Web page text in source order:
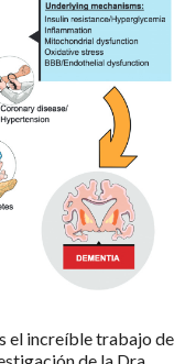
el increíble trabajo de